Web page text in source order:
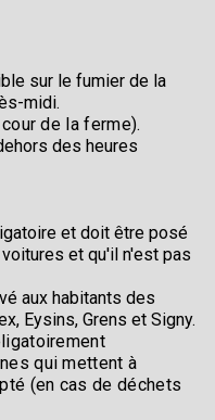
sur le fumier de la
midi.
de la ferme).
des heures
et doit être posé
et qu'il n'est pas
aux habitants des
Eysins, Grens et Signy.
qui mettent à
(en cas de déchets